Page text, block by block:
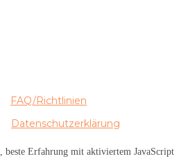
FAQ/Richtlinien
Datenschutzerklärung
, beste Erfahrung mit aktiviertem JavaScript